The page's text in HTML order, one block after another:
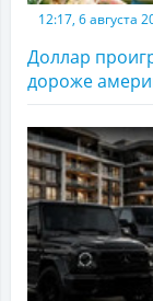
12:17, 6 августа
Доллар
дороже